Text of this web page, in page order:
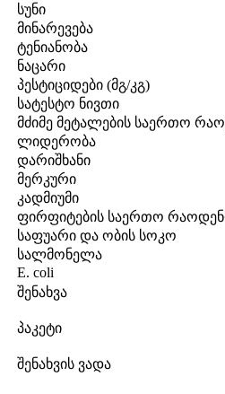
სუნი
მინარევება
ტენიანობა
ნაცარი
პესტიციდები (მგ/კგ)
სატესტო ნივთი
მძიმე მეტალების საერთო
ლიდერობა
დარიშხანი
მერკური
კადმიუმი
ფირფიტების საერთო
საფუარი და ობის სოკო
სალმონელა
E. coli
შენახვა
პაკეტი
შენახვის ვადა